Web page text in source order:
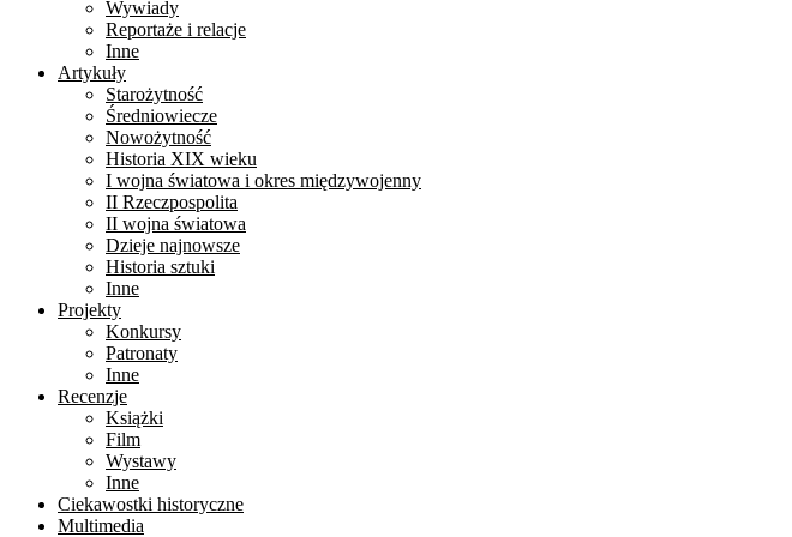
Wywiady
Reportaże i relacje
Inne
Artykuły
Starożytność
Średniowiecze
Nowożytność
Historia XIX wieku
I wojna światowa i okres międzywojenny
II Rzeczpospolita
II wojna światowa
Dzieje najnowsze
Historia sztuki
Inne
Projekty
Konkursy
Patronaty
Inne
Recenzje
Książki
Film
Wystawy
Inne
Ciekawostki historyczne
Multimedia